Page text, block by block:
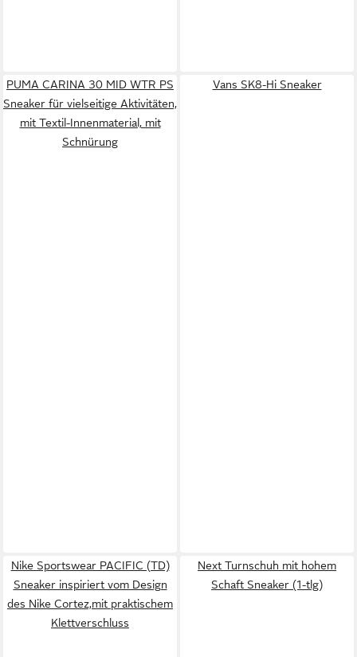
PUMA CARINA 30 MID WTR PS
Sneaker für vielseitige Aktivitäten,
mit Textil-Innenmaterial, mit
Schnürung
Vans SK8-Hi Sneaker
Nike Sportswear PACIFIC (TD)
Sneaker inspiriert vom Design
des Nike Cortez,mit praktischem
Klettverschluss
Next Turnschuh mit hohem
Schaft Sneaker (1-tlg)